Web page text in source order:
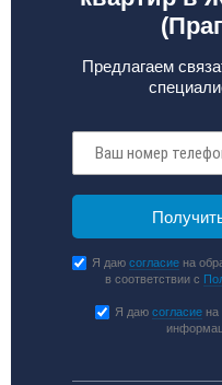
Предлагаем
Я даюсогласие на
в соответствии с
Я даю согласиена